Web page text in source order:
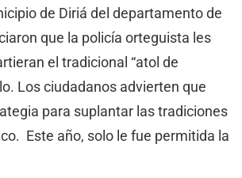
de Diriá del departamento de
que la policía orteguista les
el tradicional “atol de
Los ciudadanos advierten que
para suplantar las tradiciones
Este año, solo le fue permitida la